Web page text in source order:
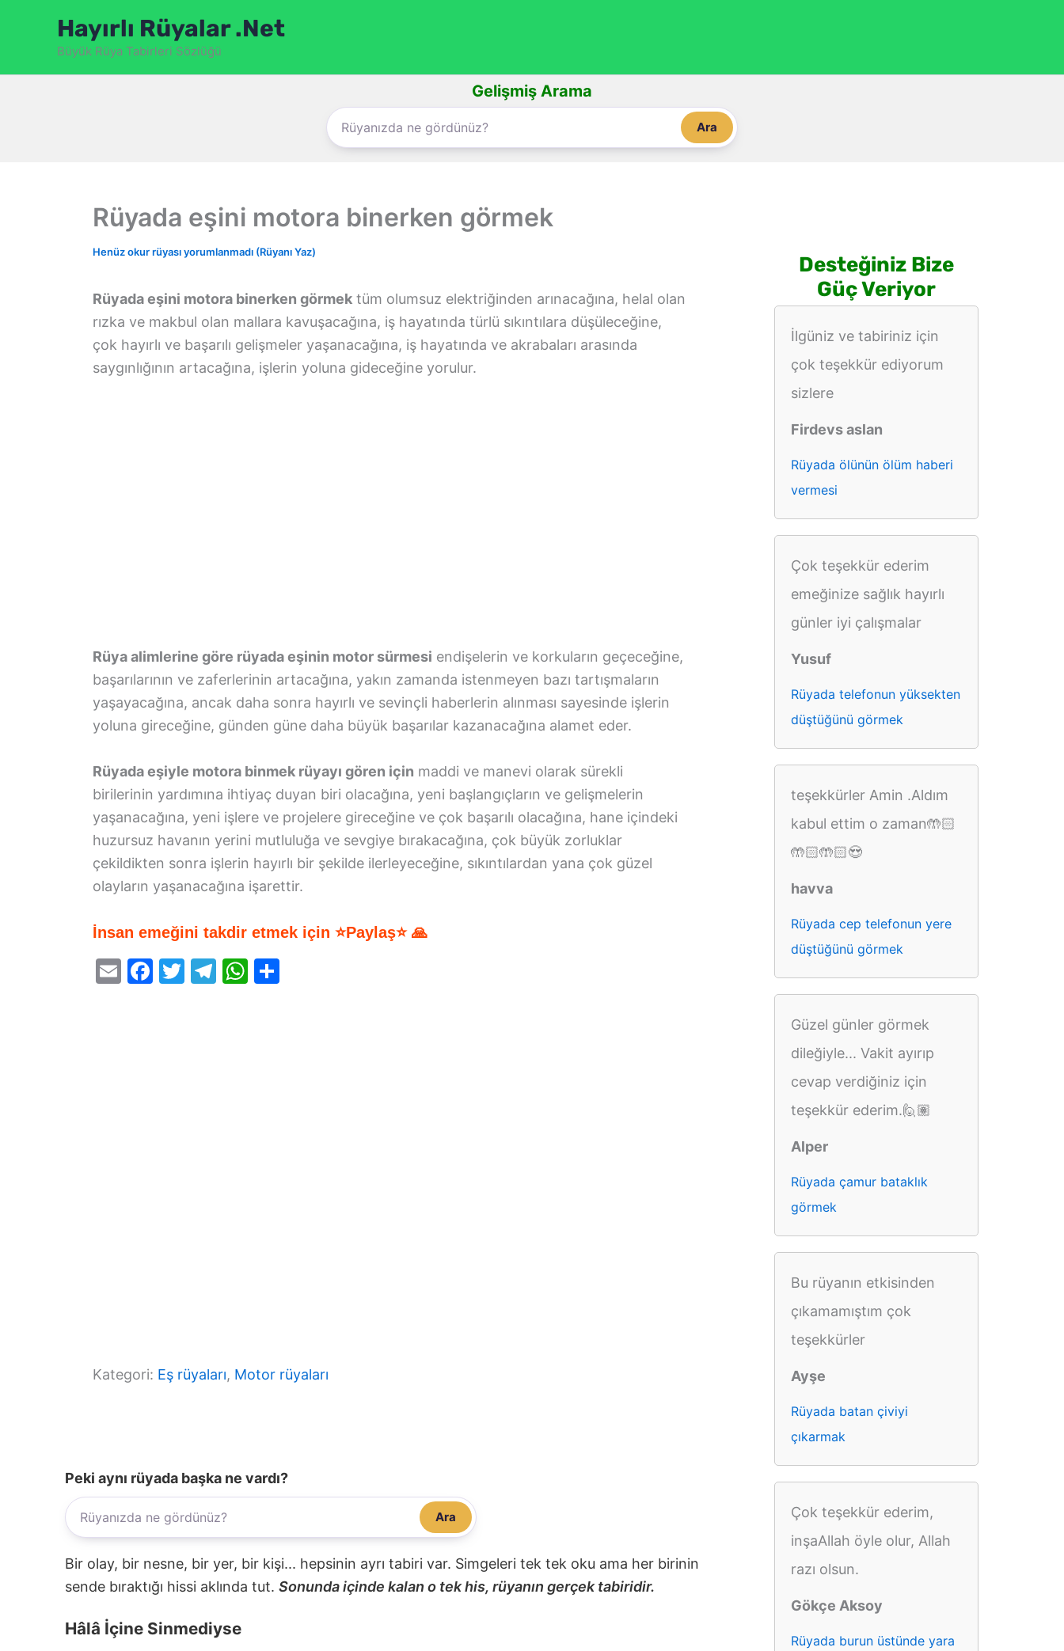
Hayırlı Rüyalar .Net
Büyük Rüya Tabirleri Sözlüğü
Gelişmiş Arama
Ara
Rüyada eşini motora binerken görmek
Henüz okur rüyası yorumlanmadı (Rüyanı Yaz)
Rüyada eşini motora binerken görmek tüm olumsuz elektriğinden arınacağına, helal olan
rızka ve makbul olan mallara kavuşacağına, iş hayatında türlü sıkıntılara düşüleceğine,
çok hayırlı ve başarılı gelişmeler yaşanacağına, iş hayatında ve akrabaları arasında
saygınlığının artacağına, işlerin yoluna gideceğine yorulur.
Rüya alimlerine göre rüyada eşinin motor sürmesi endişelerin ve korkuların geçeceğine,
başarılarının ve zaferlerinin artacağına, yakın zamanda istenmeyen bazı tartışmaların
yaşayacağına, ancak daha sonra hayırlı ve sevinçli haberlerin alınması sayesinde işlerin
yoluna gireceğine, günden güne daha büyük başarılar kazanacağına alamet eder.
Rüyada eşiyle motora binmek rüyayı gören için maddi ve manevi olarak sürekli
birilerinin yardımına ihtiyaç duyan biri olacağına, yeni başlangıçların ve gelişmelerin
yaşanacağına, yeni işlere ve projelere gireceğine ve çok başarılı olacağına, hane içindeki
huzursuz havanın yerini mutluluğa ve sevgiye bırakacağına, çok büyük zorluklar
çekildikten sonra işlerin hayırlı bir şekilde ilerleyeceğine, sıkıntılardan yana çok güzel
olayların yaşanacağına işarettir.
İnsan emeğini takdir etmek için ⭐Paylaş⭐ 🙏
E
F
T
T
W
Kategori: Eş rüyaları, Motor rüyaları
Peki aynı rüyada başka ne vardı?
Ara
Bir olay, bir nesne, bir yer, bir kişi... hepsinin ayrı tabiri var. Simgeleri tek tek oku ama her birinin
sende bıraktığı hissi aklında tut. Sonunda içinde kalan o tek his, rüyanın gerçek tabiridir.
Hâlâ İçine Sinmediyse
Desteğiniz Bize
Güç Veriyor
İlgüniz ve tabiriniz için
çok teşekkür ediyorum
sizlere
Firdevs aslan
Rüyada ölünün ölüm haberi
vermesi
Çok teşekkür ederim
emeğinize sağlık hayırlı
günler iyi çalışmalar
Yusuf
Rüyada telefonun yüksekten
düştüğünü görmek
teşekkürler Amin .Aldım
kabul ettim o zaman🤲🏻
🤲🏻🤲🏻😍
havva
Rüyada cep telefonun yere
düştüğünü görmek
Güzel günler görmek
dileğiyle... Vakit ayırıp
cevap verdiğiniz için
teşekkür ederim.🙋🏽
Alper
Rüyada çamur bataklık
görmek
Bu rüyanın etkisinden
çıkamamıştım çok
teşekkürler
Ayşe
Rüyada batan çiviyi
çıkarmak
Çok teşekkür ederim,
inşaAllah öyle olur, Allah
razı olsun.
Gökçe Aksoy
Rüyada burun üstünde yara